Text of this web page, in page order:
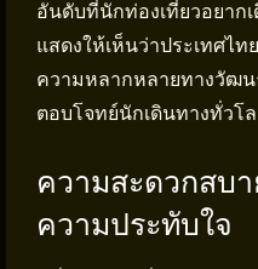
อันดับที่นักท่องเที่ยวอยาก
แสดงให้เห็นว่าประเทศไ
ความหลากหลายทางวัฒ
ตอบโจทย์นักเดินทางทั่วโ
ความสะดวกสบ
ความประทับใจ